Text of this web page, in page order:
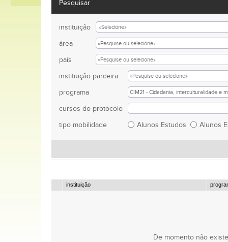
Pesquisar
instituição
área
país
instituição parceira
programa
cursos do protocolo
tipo mobilidade
Alunos Estudos Alunos
instituição
De momento não